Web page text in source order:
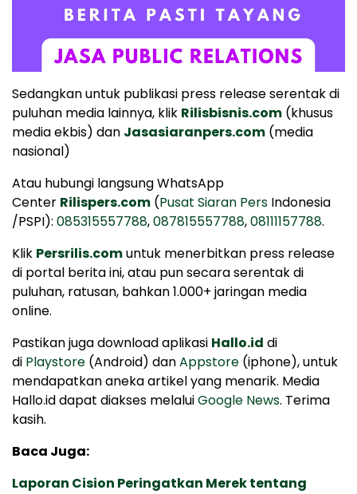
Sedangkan untuk publikasi press release serentak di
puluhan media lainnya, klik Rilisbisnis.com (khusus
media ekbis) dan Jasasiaranpers.com (media
nasional)
Atau hubungi langsung WhatsApp
Center Rilispers.com (Pusat Siaran Pers Indonesia
/PSPI): 085315557788,087815557788,08111157788.
Klik Persrilis.comuntuk menerbitkan press release
di portal berita ini, atau pun secara serentak di
puluhan, ratusan, bahkan 1.000+ jaringan media
online.
Pastikan juga download aplikasi Hallo.id di
di Playstore (Android) danAppstore (iphone), untuk
mendapatkan aneka artikel yang menarik. Media
Hallo.id dapat diakses melaluiGoogle News. Terima
kasih.
Baca Juga:
Laporan Cision Peringatkan Merek tentang